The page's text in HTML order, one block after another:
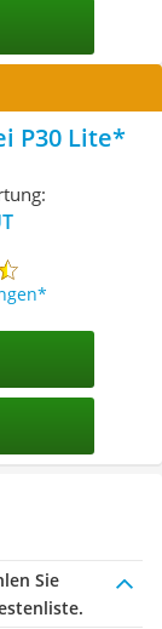
P30 Lite
Sie